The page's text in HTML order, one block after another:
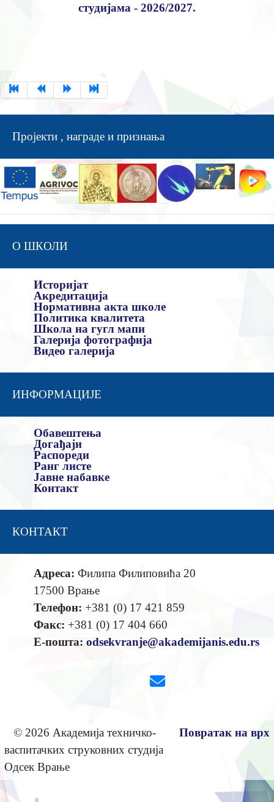
студијама - 2026/2027.
Пројекти , награде и признања
О ШКОЛИ
Историјат
Акредитација
Нормативна акта школе
Политика квалитета
Школа на гугл мапи
Галерија фотографија
Видео галерија
ИНФОРМАЦИЈЕ
Обавештења
Догађаји
Распореди
Ранг листе
Јавне набавке
Контакт
КОНТАКТ
Адреса: Филипа Филиповића 20
17500 Врање
Телефон: +381 (0) 17 421 859
Факс: +381 (0) 17 404 660
Е-пошта: odsekvranje@akademijanis.edu.rs
Повратак на врх
© 2026 Академија техничко-
васпитачких струковних студија
Одсек Врање